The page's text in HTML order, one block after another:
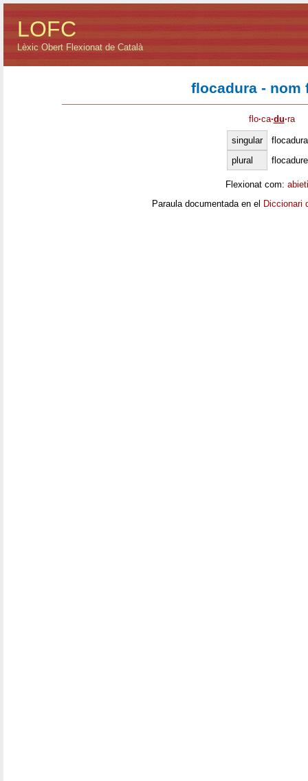
LOFC
Lèxic Obert Flexionat de Català
flocadura - nom
flo·ca·du·ra
singular
flocadura
plural
Flexionat com:
Paraula documentada en el Diccionari